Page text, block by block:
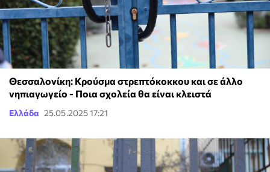
Θεσσαλονίκη: Κρούσμα στρεπτόκοκκου και σε άλλο
νηπιαγωγείο - Ποια σχολεία θα είναι κλειστά
Ελλάδα 25.05.2025 17:21